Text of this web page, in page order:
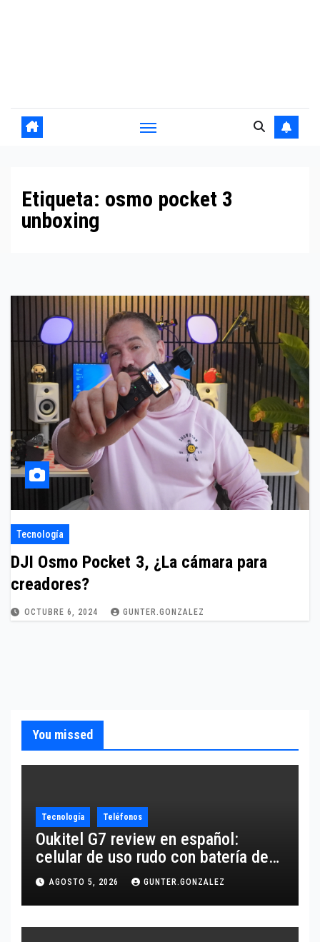
Etiqueta: osmo pocket 3
unboxing
Tecnología
DJI Osmo Pocket 3, ¿La cámara para
creadores?
OCTUBRE 6, 2024 GUNTER.GONZALEZ
You missed
Tecnología Teléfonos
Oukitel G7 review en español:
celular de uso rudo con batería de
10,600 mAh
AGOSTO 5, 2026 GUNTER.GONZALEZ